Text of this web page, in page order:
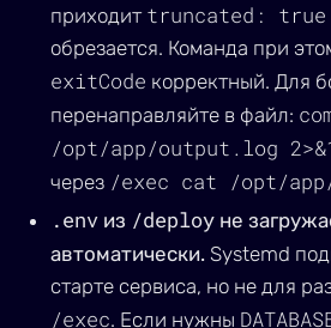
приходит truncated: true
обрезается. Команда при
exitCode корректный. Для
перенаправляйте в файл:
/opt/app/output.log
через /exec cat /opt/
.env из /deploy не
автоматически. Systemd
старте сервиса, но не для
/exec. Если нужны